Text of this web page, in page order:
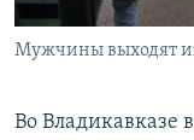
Мужчины выходят
Во Владикавказе